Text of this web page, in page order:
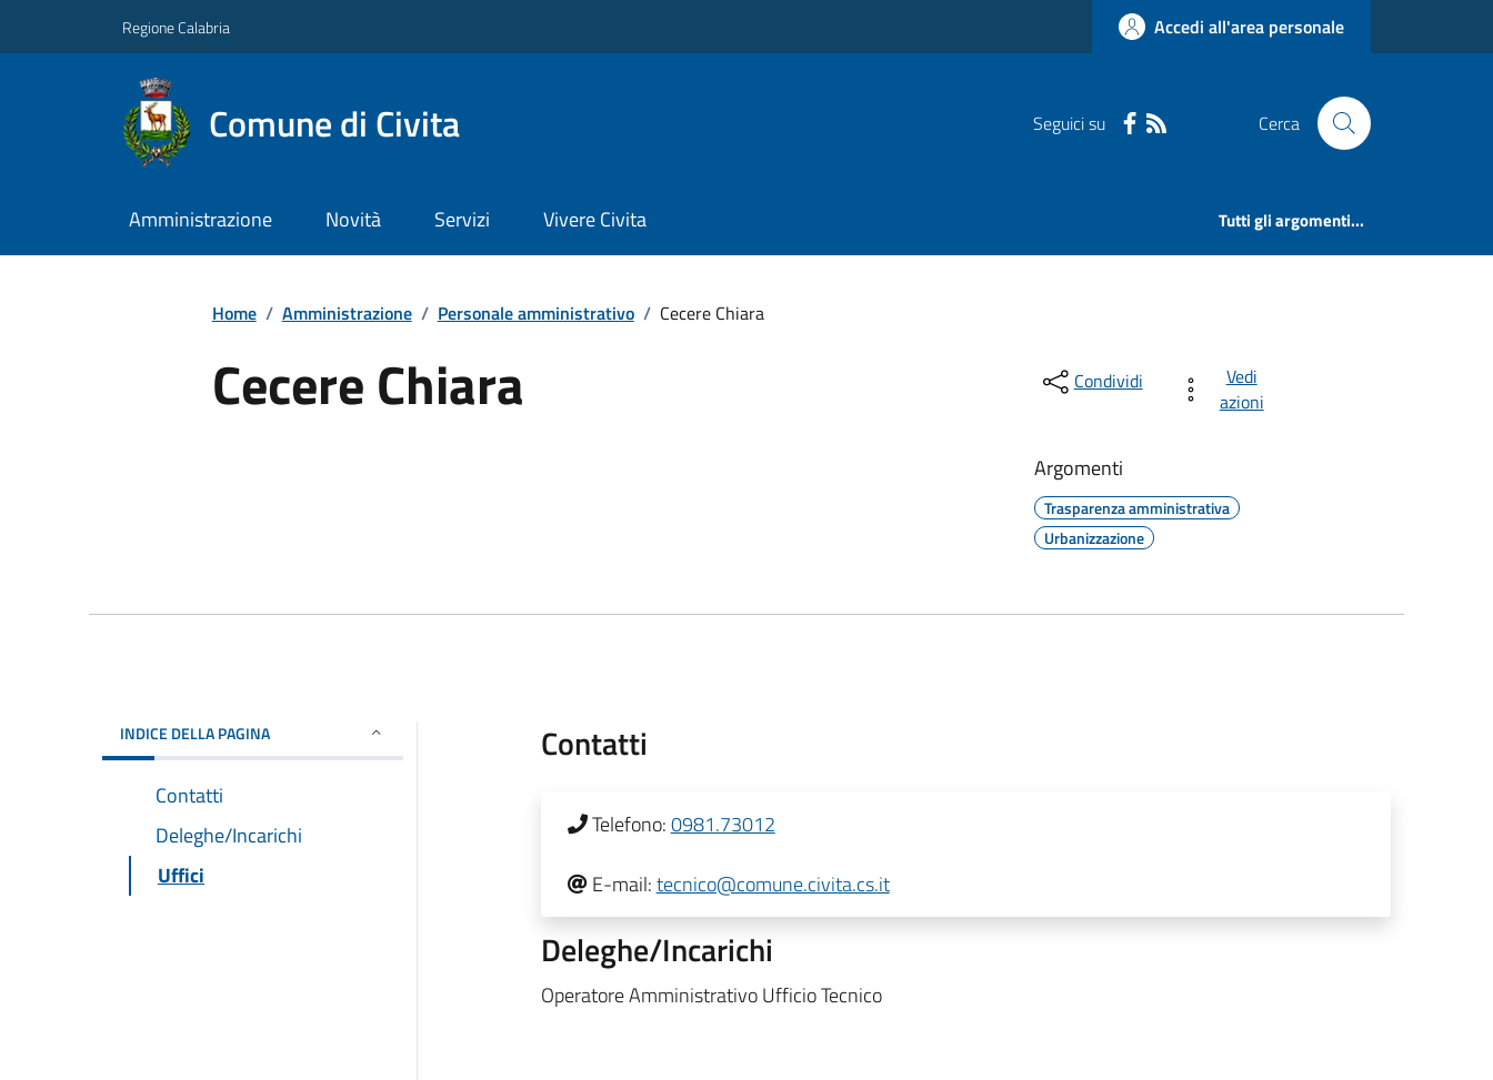
Regione Calabria Accedi all'area personale
Comune di Civita Seguici su Cerca
Amministrazione Novità Servizi Vivere Civita Tutti gli argomenti...
Home / Amministrazione / Personale amministrativo / Cecere Chiara
Cecere Chiara Condividi
Vedi
azioni
Argomenti
Trasparenza amministrativa
Urbanizzazione
INDICE DELLA PAGINA
Contatti
Deleghe/Incarichi
Uffici
Contatti
Telefono:0981.73012
E-mail:tecnico@comune.civita.cs.it
Deleghe/Incarichi
Operatore Amministrativo Ufficio Tecnico